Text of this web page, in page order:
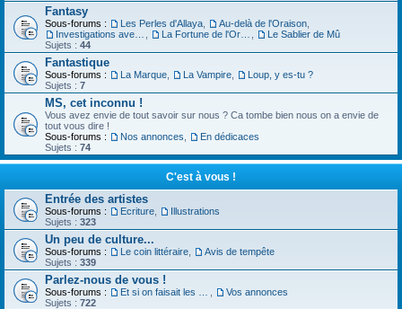
Fantasy
Sous-forums : Les Perles d'Allaya Au-delà de l'Oraison
Le Sablier de Mû
Sujets : 44
Fantastique
Sous-forums : La Marque La Vampire
Loup, y es-tu ?
Sujets : 7
MS, cet inconnu !
Vous avez envie de tout savoir sur nous ? Ca tombe bien nous on a envie de
tout vous dire !
Sous-forums :
Nos annonces
En dédicaces
Sujets : 74
C'est à vous !
Entrée des artistes
Sous-forums : Ecriture
Illustrations
Sujets : 323
Un peu de culture...
Sous-forums : Le coin littéraire
Avis de tempête
Sujets : 339
Parlez-nous de vous !
Sous-forums :
Vos annonces
Sujets : 722